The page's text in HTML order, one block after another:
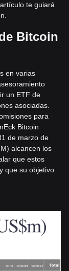
te guiará
Bitcoin
en varias
un ETF de
asociadas.
para
Bitcoin
de marzo de
alcancen los
que estos
que su objetivo